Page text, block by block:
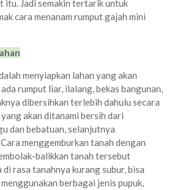
itu. Jadi semakin tertarik untuk
cara menanam rumput gajah mini
menyiapkan lahan yang akan
rumput liar, ilalang, bekas bangunan,
dibersihkan terlebih dahulu secara
akan ditanami bersih dari
dan bebatuan, selanjutnya
menggemburkan tanah dengan
balikkan tanah tersebut
di rasa tanahnya kurang subur, bisa
berbagai jenis pupuk,